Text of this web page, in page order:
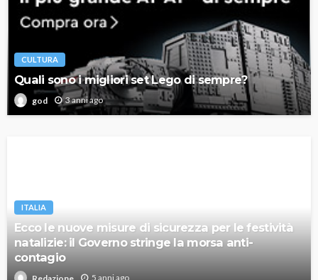
CULTURA
Quali sono i migliori set Lego di sempre?
god 3 anni ago
ITALIA
Ecco le nuove misure di sicurezza per le festività
natalizie: il Governo stringe la morsa anti-
contagio
5 anni ago